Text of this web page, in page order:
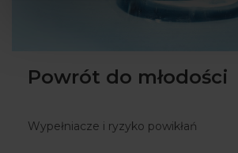
Powrót do młodości
Wypełniacze i ryzyko powikłań